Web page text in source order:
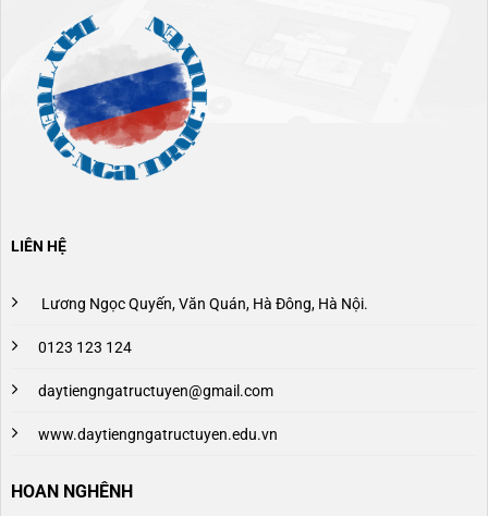
LIÊN HỆ
Lương Ngọc Quyến, Văn Quán, Hà Đông, Hà Nội.
0123 123 124
daytiengngatructuyen@gmail.com
www.daytiengngatructuyen.edu.vn
HOAN NGHÊNH